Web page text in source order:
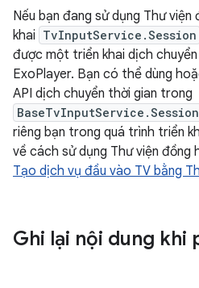
Nếu bạn đang sử dụng Thư
khai TvInputService.Session
được một triển khai dịch
ExoPlayer. Bạn có thể dùng
API dịch chuyển thời gian trong
BaseTvInputService.Session
riêng bạn trong quá trình triển
về cách sử dụng Thư viện đồng
Tạo dịch vụ đầu vào TV bằng
Ghi lại nội dung khi